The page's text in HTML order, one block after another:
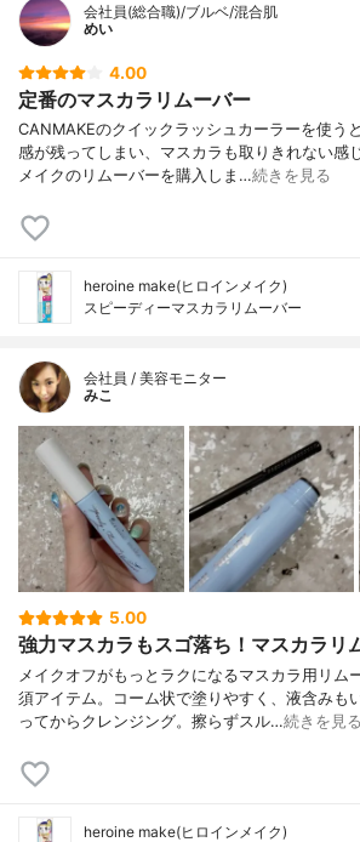
会社員(総合職)/ブルベ/混合肌
めい
4.00
定番のマスカラリムーバー
CANMAKEのクイックラッシュカーラーを使う
感が残ってしまい、マスカラも取りきれない感
メイクのリムーバーを購入しま…続きを見る
heroine make(ヒロインメイク)
スピーディーマスカラリムーバー
会社員 / 美容モニター
みこ
5.00
強力マスカラもスゴ落ち！マスカラリ
メイクオフがもっとラクになるマスカラ用リム
須アイテム。コーム状で塗りやすく、液含みも
ってからクレンジング。擦らずスル…続きを見る
heroine make(ヒロインメイク)